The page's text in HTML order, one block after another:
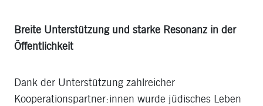
Breite Unterstützung und starke Resonanz in der
Öffentlichkeit
Dank der Unterstützung zahlreicher
Kooperationspartner:innen wurde jüdisches Leben